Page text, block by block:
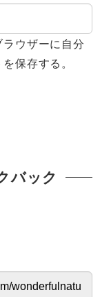
ウザーに自分
保存する。
バック